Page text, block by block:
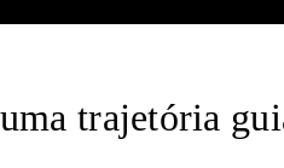
trajetória